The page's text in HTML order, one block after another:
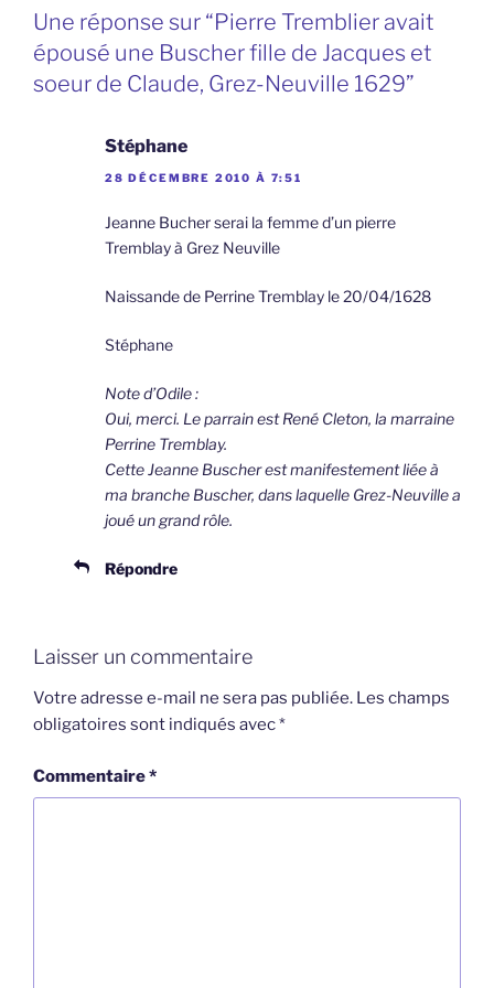
Une réponse sur “Pierre Tremblier avait
épousé une Buscher fille de Jacques et
soeur de Claude, Grez-Neuville 1629”
Stéphane
28 DÉCEMBRE 2010 À 7:51
Jeanne Bucher serai la femme d’un pierre
Tremblay à Grez Neuville
Naissande de Perrine Tremblay le 20/04/1628
Stéphane
Note d’Odile :
Oui, merci. Le parrain est René Cleton, la marraine
Perrine Tremblay.
Cette Jeanne Buscher est manifestement liée à
ma branche Buscher, dans laquelle Grez-Neuville a
joué un grand rôle.
Répondre
Laisser un commentaire
Votre adresse e-mail ne sera pas publiée. Les champs
obligatoires sont indiqués avec*
Commentaire*